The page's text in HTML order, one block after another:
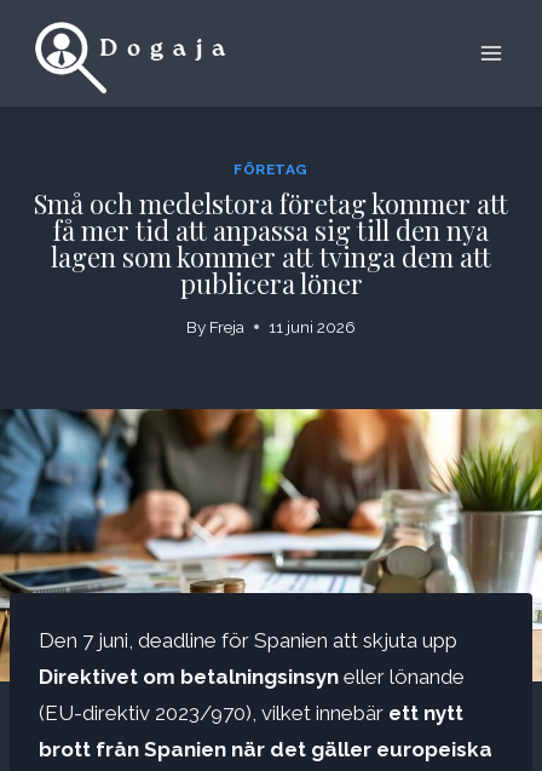
FÖRETAG
Små och medelstora företag kommer att
få mer tid att anpassa sig till den nya
lagen som kommer att tvinga dem att
publicera löner
By Freja 11 juni 2026
Den 7 juni, deadline för Spanien att skjuta upp
Direktivet om betalningsinsyn eller lönande
(EU-direktiv 2023/970), vilket innebär ett nytt
brott från Spanien när det gäller europeiska